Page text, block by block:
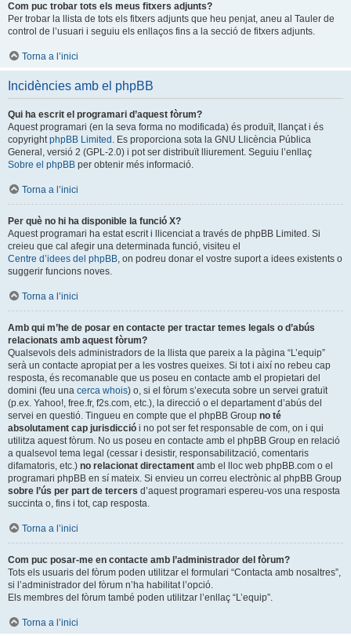
Com puc trobar tots els meus fitxers adjunts?
Per trobar la llista de tots els fitxers adjunts que heu penjat, aneu al Tauler de
control de l’usuari i seguiu els enllaços fins a la secció de fitxers adjunts.
Torna a l’inici
Incidències amb el phpBB
Qui ha escrit el programari d’aquest fòrum?
Aquest programari (en la seva forma no modificada) és produït, llançat i és
copyrightphpBB Limited . Es proporciona sota la GNU Llicència Pública
General, versió 2 (GPL-2.0) i pot ser distribuït lliurement. Seguiu l’enllaç
Sobre el phpBB per obtenir més informació.
Torna a l’inici
Per què no hi ha disponible la funció X?
Aquest programari ha estat escrit i llicenciat a través de phpBB Limited. Si
creieu que cal afegir una determinada funció, visiteu el
Centre d’idees del phpBB, on podreu donar el vostre suport a idees existents o
suggerir funcions noves.
Torna a l’inici
Amb qui m’he de posar en contacte per tractar temes legals o d’abús
relacionats amb aquest fòrum?
Qualsevols dels administradors de la llista que pareix a la pàgina “L’equip”
serà un contacte apropiat per a les vostres queixes. Si tot i així no rebeu cap
resposta, és recomanable que us poseu en contacte amb el propietari del
domini (feu una cerca whois) o, si el fòrum s’executa sobre un servei gratuït
(p.ex. Yahoo!, free.fr, f2s.com, etc.), la direcció o el departament d’abús del
servei en questió. Tingueu en compte que el phpBB Group no té
absolutament cap jurisdicció i no pot ser fet responsable de com, on i qui
utilitza aquest fòrum. No us poseu en contacte amb el phpBB Group en relació
a qualsevol tema legal (cessar i desistir, responsabilització, comentaris
difamatoris, etc.) no relacionat directament amb el lloc web phpBB.com o el
programari phpBB en sí mateix. Si envieu un correu electrònic al phpBB Group
sobre l’ús per part de tercers d’aquest programari espereu-vos una resposta
succinta o, fins i tot, cap resposta.
Torna a l’inici
Com puc posar-me en contacte amb l’administrador del fòrum?
Tots els usuaris del fòrum poden utilitzar el formulari “Contacta amb nosaltres”,
si l’administrador del fòrum n’ha habilitat l’opció.
Els membres del fòrum també poden utilitzar l’enllaç “L’equip”.
Torna a l’inici